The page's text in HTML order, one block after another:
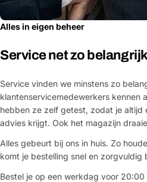
Alles in eigen beheer
Service net zo
Service vinden we minstens zo
klantenservicemedewerkers kennen
hebben ze zelf getest, zodat je altijd
advies krijgt. Ook het magazijn
Alles gebeurt bij ons in huis. Zo
komt je bestelling snel en zorgvuldig
Bestel je op een werkdag voor